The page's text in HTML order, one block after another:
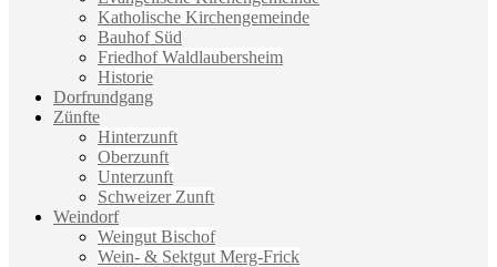
Katholische Kirchengemeinde
Bauhof Süd
Friedhof Waldlaubersheim
Historie
Dorfrundgang
Zünfte
Hinterzunft
Oberzunft
Unterzunft
Schweizer Zunft
Weindorf
Weingut Bischof
Wein- & Sektgut Merg-Frick